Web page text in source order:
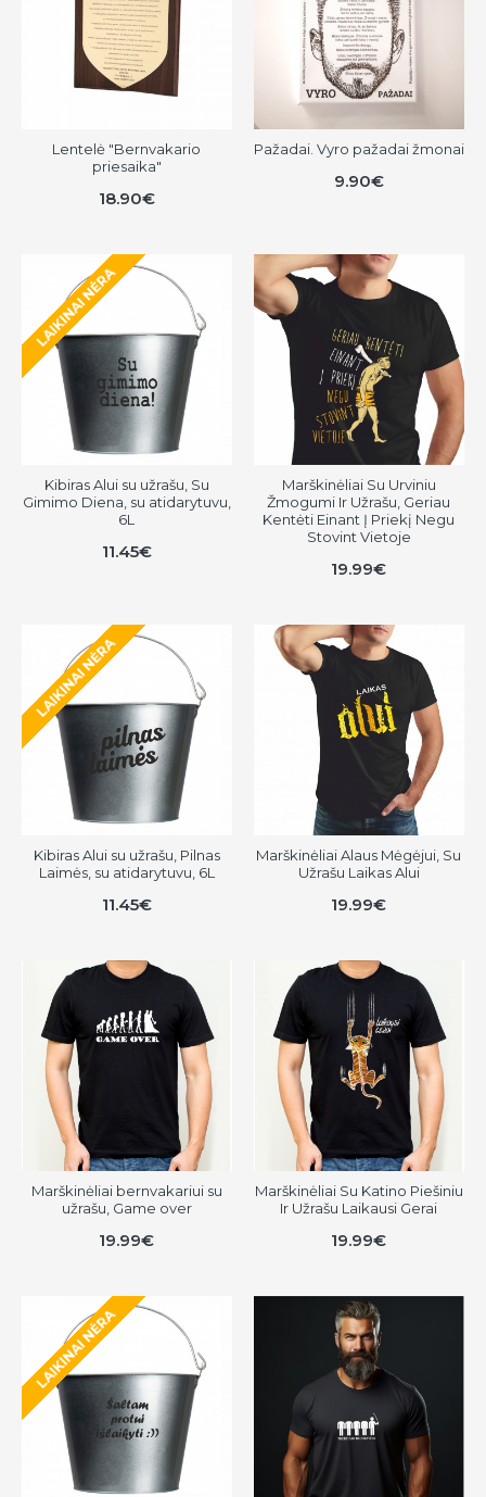
Lentelė "Bernvakario
priesaika"
18.90€
Pažadai. Vyro pažadai žmonai
9.90€
LAIKINAI NĖRA
Kibiras Alui su užrašu, Su
Gimimo Diena, su atidarytuvu,
6L
11.45€
Marškinėliai Su Urviniu
Žmogumi Ir Užrašu, Geriau
Kentėti Einant Į Priekį Negu
Stovint Vietoje
19.99€
LAIKINAI NĖRA
Kibiras Alui su užrašu, Pilnas
Laimės, su atidarytuvu, 6L
11.45€
Marškinėliai Alaus Mėgėjui, Su
Užrašu Laikas Alui
19.99€
Marškinėliai bernvakariui su
užrašu, Game over
19.99€
Marškinėliai Su Katino Piešiniu
Ir Užrašu Laikausi Gerai
19.99€
LAIKINAI NĖRA